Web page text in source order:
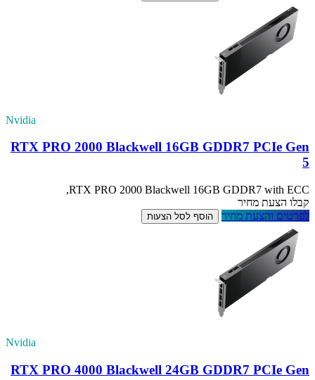
Nvidia
RTX PRO 2000 Blackwell 16GB GDDR7 PCIe Gen
5
RTX PRO 2000 Blackwell 16GB GDDR7 with ECC,
קבלו הצעת מחיר
לפרטים והצעת מחיר
הוסף לסל הצעות
Nvidia
RTX PRO 4000 Blackwell 24GB GDDR7 PCIe Gen